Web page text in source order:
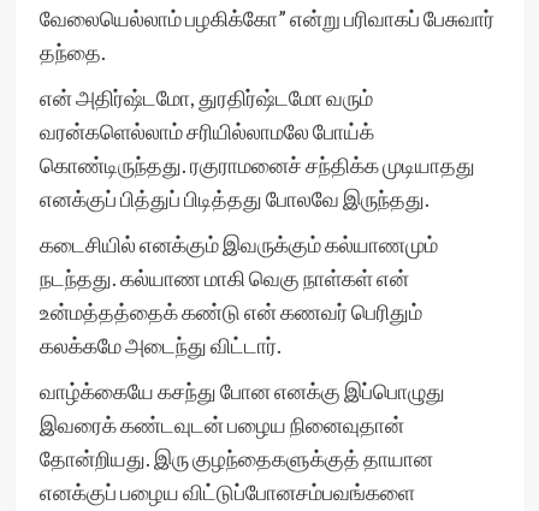
வேலையெல்லாம் பழகிக்கோ” என்று பரிவாகப் பேசுவார்
தந்தை.
என் அதிர்ஷ்டமோ, துரதிர்ஷ்டமோ வரும்
வரன்களெல்லாம் சரியில்லாமலே போய்க்
கொண்டிருந்தது. ரகுராமனைச் சந்திக்க முடியாதது
எனக்குப் பித்துப் பிடித்தது போலவே இருந்தது.
கடைசியில் எனக்கும் இவருக்கும் கல்யாணமும்
நடந்தது. கல்யாண மாகி வெகு நாள்கள் என்
உன்மத்தத்தைக் கண்டு என் கணவர் பெரிதும்
கலக்கமே அடைந்து விட்டார்.
வாழ்க்கையே கசந்து போன எனக்கு இப்பொழுது
இவரைக் கண்டவுடன் பழைய நினைவுதான்
தோன்றியது. இரு குழந்தைகளுக்குத் தாயான
எனக்குப் பழைய விட்டுப்போனசம்பவங்களை